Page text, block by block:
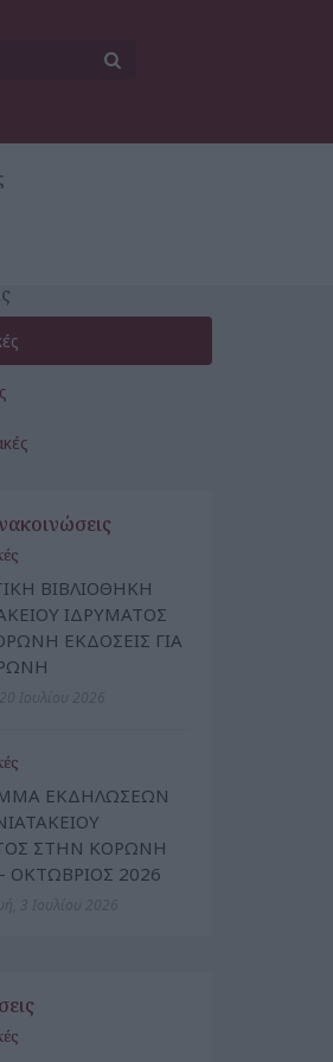
ΒΙΒΛΙΟΘΗΚΗ
ΙΔΡΥΜΑΤΟΣ
ΕΚΔΟΣΕΙΣ ΓΙΑ
ΕΚΔΗΛΩΣΕΩΝ
ΣΤΗΝ ΚΟΡΩΝΗ
- ΟΚΤΩΒΡΙΟΣ 2026